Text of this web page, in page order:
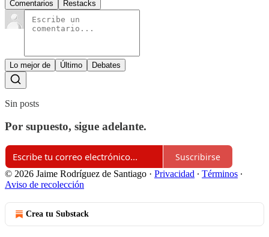
Comentarios Restacks
Lo mejor de Último Debates
Sin posts
Por supuesto, sigue adelante.
Suscribirse
© 2026 Jaime Rodríguez de Santiago · Privacidad ∙ Términos ∙
Aviso de recolección
Crea tu Substack